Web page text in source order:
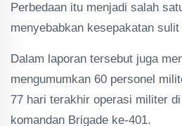
Perbedaan itu menjadi salah
menyebabkan kesepakatan
Dalam laporan tersebut juga
mengumumkan 60 personel
77 hari terakhir operasi militer
komandan Brigade ke-401.